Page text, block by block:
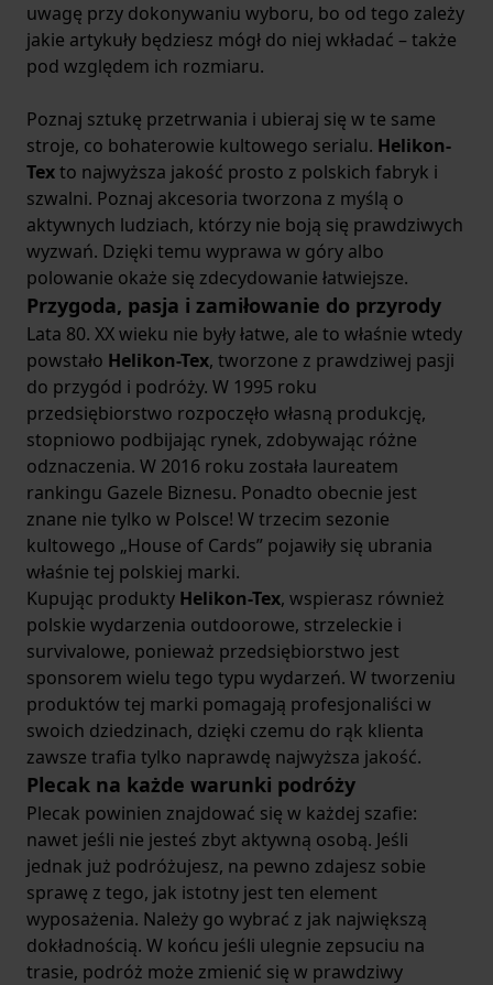
uwagę przy dokonywaniu wyboru, bo od tego zależy
jakie artykuły będziesz mógł do niej wkładać – także
pod względem ich rozmiaru.
Poznaj sztukę przetrwania i ubieraj się w te same
stroje, co bohaterowie kultowego serialu. Helikon-
Texto najwyższa jakość prosto z polskich fabryk i
szwalni. Poznaj akcesoria tworzona z myślą o
aktywnych ludziach, którzy nie boją się prawdziwych
wyzwań. Dzięki temu wyprawa w góry albo
polowanie okaże się zdecydowanie łatwiejsze.
Przygoda, pasja i zamiłowanie do przyrody
Lata 80. XX wieku nie były łatwe, ale to właśnie wtedy
powstało Helikon-Tex, tworzone z prawdziwej pasji
do przygód i podróży. W 1995 roku
przedsiębiorstwo rozpoczęło własną produkcję,
stopniowo podbijając rynek, zdobywając różne
odznaczenia. W 2016 roku została laureatem
rankingu Gazele Biznesu. Ponadto obecnie jest
znane nie tylko w Polsce! W trzecim sezonie
kultowego „House of Cards” pojawiły się ubrania
właśnie tej polskiej marki.
Kupując produkty Helikon-Tex, wspierasz również
polskie wydarzenia outdoorowe, strzeleckie i
survivalowe, ponieważ przedsiębiorstwo jest
sponsorem wielu tego typu wydarzeń. W tworzeniu
produktów tej marki pomagają profesjonaliści w
swoich dziedzinach, dzięki czemu do rąk klienta
zawsze trafia tylko naprawdę najwyższa jakość.
Plecak na każde warunki podróży
Plecak powinien znajdować się w każdej szafie:
nawet jeśli nie jesteś zbyt aktywną osobą. Jeśli
jednak już podróżujesz, na pewno zdajesz sobie
sprawę z tego, jak istotny jest ten element
wyposażenia. Należy go wybrać z jak największą
dokładnością. W końcu jeśli ulegnie zepsuciu na
trasie, podróż może zmienić się w prawdziwy